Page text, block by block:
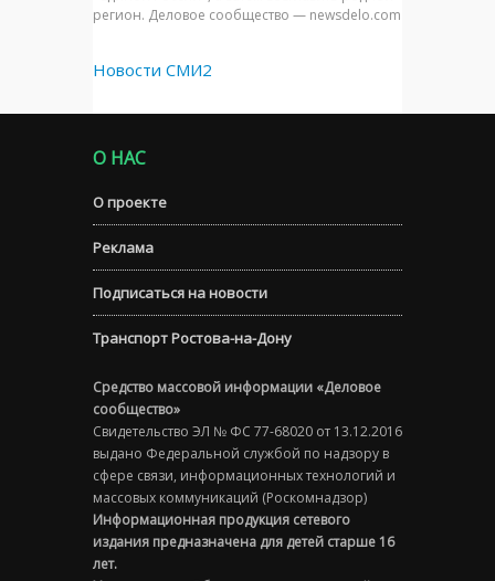
регион. Деловое сообщество — newsdelo.com
Новости СМИ2
О НАС
О проекте
Реклама
Подписаться на новости
Транспорт Ростова-на-Дону
Средство массовой информации «Деловое
сообщество»
Свидетельство ЭЛ № ФС 77-68020 от 13.12.2016
выдано Федеральной службой по надзору в
сфере связи, информационных технологий и
массовых коммуникаций (Роскомнадзор)
Информационная продукция сетевого
издания предназначена для детей старше 16
лет.